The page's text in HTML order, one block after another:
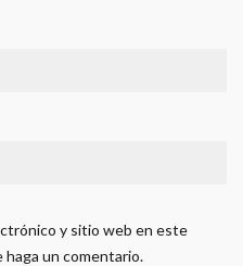
y sitio web en este
haga un comentario.